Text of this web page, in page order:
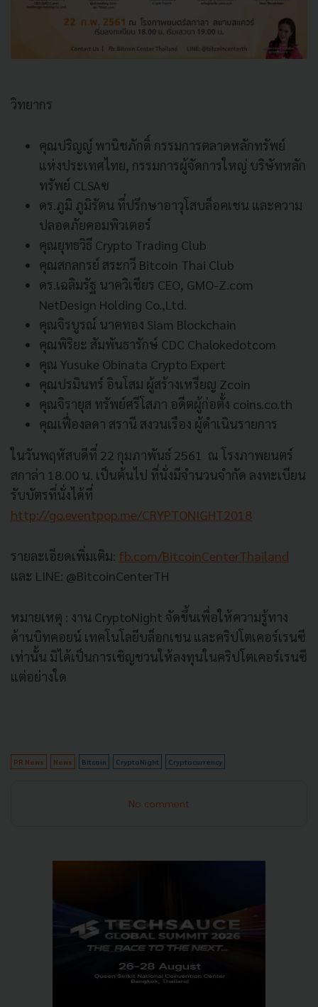
วิทยากร
คุณปริญญ์ พานิชภักดิ์ กรรมการตลาดหลักทรัพย์
แห่งประเทศไทย, กรรมการผู้จัดการใหญ่ บริษัทหลัก
ทรัพย์ CLSAฃ
ดร.ภูมิ ภูมิรัตน ที่ปรึกษาอาวุโสบล็อคเชน และความ
ปลอดภัยคอมพิวเตอร์
คุณยุทธวิธี Crypto Trading Club
คุณสกลกรย์ สระกวี Bitcoin Thai Club
ดร.เฉลิมรัฐ นาควิเชียร CEO, GMO-Z.com
NetDesign Holding Co.,Ltd.
คุณจิรบูรณ์ นาคทอง Siam Blockchain
คุณพิริยะ สัมพันธารักษ์ CDC Chalokedotcom
คุณ Yusuke Obinata Crypto Expert
คุณปรมินทร์ อินโสม ผู้สร้างเหรียญ Zcoin
คุณจิรายุส ทรัพย์ศรีโสภา อดีตผู้ก่อตั้ง coins.co.th
คุณเฟื่องลดา สรานี สงวนเรือง ผู้ดำเนินรายการ
ในวันพฤหัสบดีที่ 22 กุมภาพันธ์ 2561 ณ โรงภาพยนตร์
สกาล่า 18.00 น. เป็นต้นไป ที่นั่งมีจำนวนจำกัด ลงทะเบียน
รับบัตรที่นั่งได้ที่
http://go.eventpop.me/CRYPTONIGHT2018
รายละเอียดเพิ่มเติม: fb.com/BitcoinCenterThailand
และ LINE: @BitcoinCenterTH
หมายเหตุ : งาน CryptoNight จัดขึ้นเพื่อให้ความรู้ทาง
ด้านบิทคอยน์ เทคโนโลยีบล็อกเชน และคริปโตเคอร์เรนซี
เท่านั้น มิได้เป็นการเชิญชวนให้ลงทุนในคริปโตเคอร์เรนซี
แต่อย่างใด
PR News News Bitcoin CryptoNight Cryptocurrency
No comment